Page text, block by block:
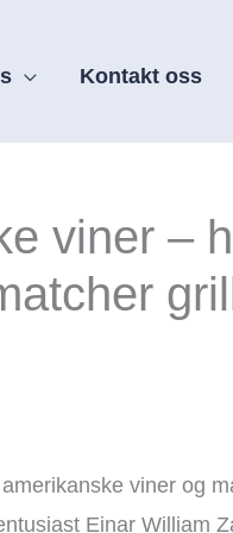
Kontakt oss
viner –
viner og
Einar William